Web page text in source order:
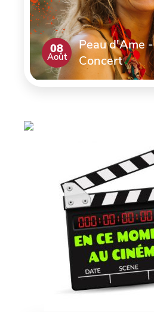
08
Août
Peau d'Ame -
Concert